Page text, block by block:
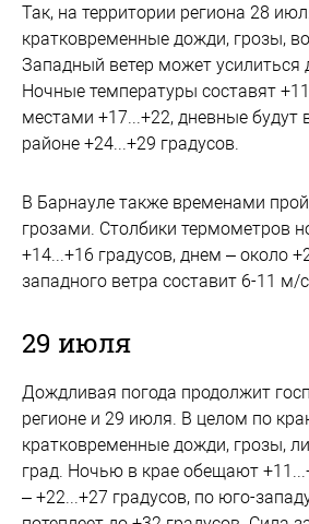
Так, на территории региона 28
кратковременные дожди, грозы,
Западный ветер может усилиться
Ночные температуры составят
местами +17...+22, дневные будут
районе +24...+29 градусов.
В Барнауле также временами
грозами. Столбики термометров
+14...+16 градусов, днем – около
западного ветра составит 6-11 м/с.
29 июля
Дождливая погода продолжит
регионе и 29 июля. В целом по
кратковременные дожди, грозы,
град. Ночью в крае обещают
– +22...+27 градусов, по юго-